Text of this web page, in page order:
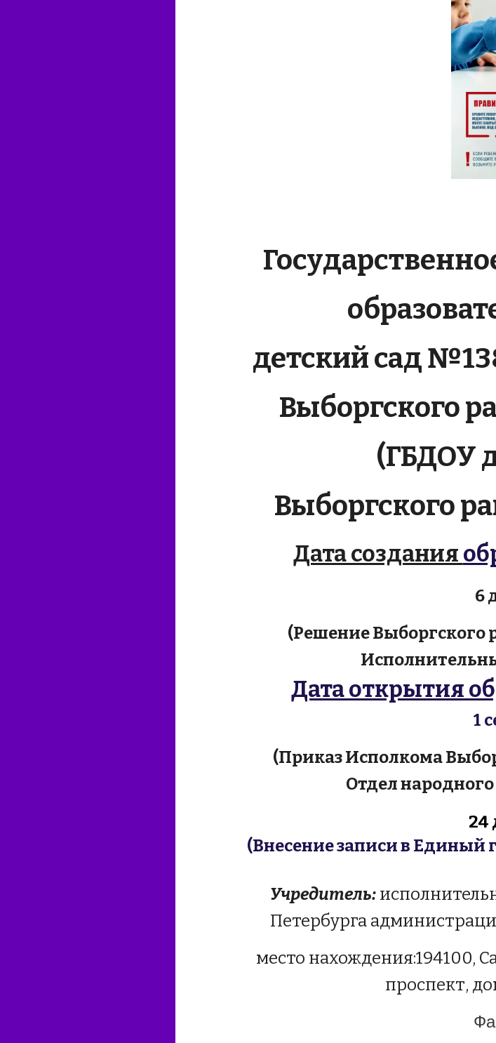
детский сад
Выборгского
(ГБДОУ
Выборгского
Дата создания
6
(Решение Выборгского
Дата открытия
1
(Приказ Исполкома
Отдел
24
(Внесение записи в Единый
Учредитель:
Петербурга
место нахождения:194100,
проспект,